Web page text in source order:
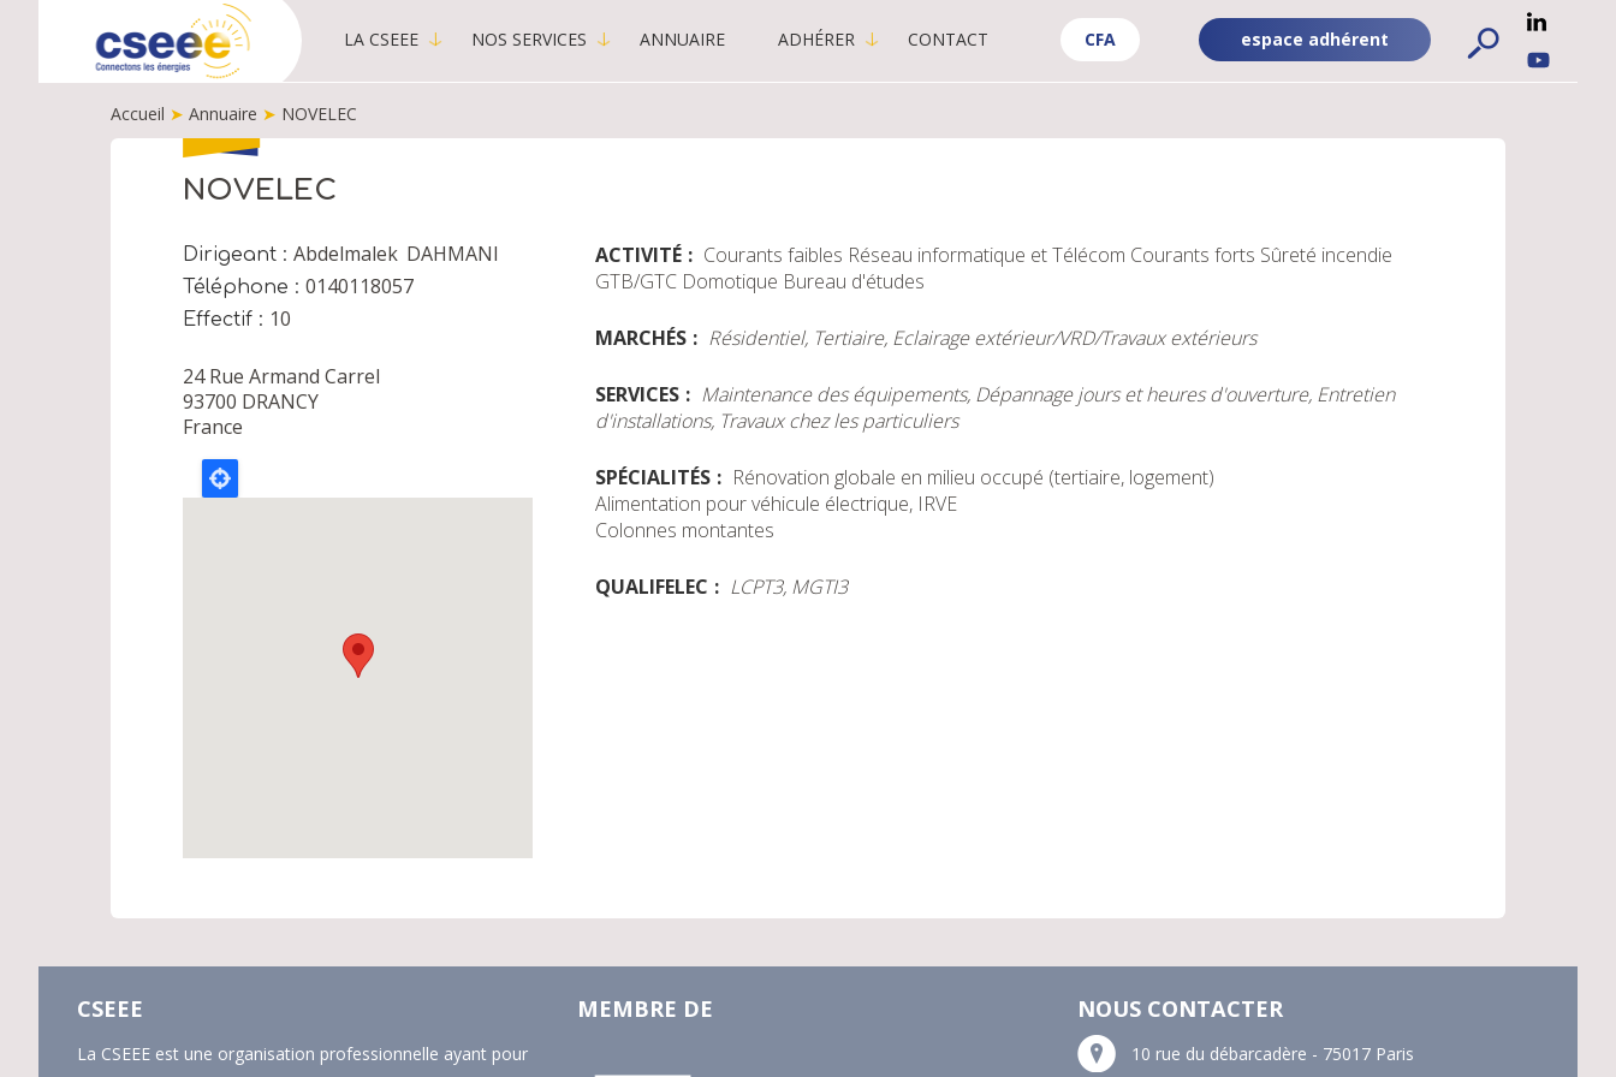
MENU
-
PUBLIC
LA CSEEE NOS SERVICES ANNUAIRE ADHÉRER CONTACT
ADHÉRENT
-
espace adhérent
CFA
-
CFA
FIL
D'ARIANE
Accueil ➤ Annuaire ➤ NOVELEC
NOVELEC
Dirigeant Abdelmalek DAHMANI
Téléphone 0140118057
Effectif 10
24 Rue Armand Carrel
93700 DRANCY
France
ACTIVITÉ Courants faibles Réseau informatique et Télécom Courants forts Sûreté incendie
GTB/GTC Domotique Bureau d'études
MARCHÉS Résidentiel, Tertiaire, Eclairage extérieur/VRD/Travaux extérieurs
SERVICES
Maintenance des équipements, Dépannage jours et heures d'ouverture, Entretien
d'installations, Travaux chez les particuliers
SPÉCIALITÉS
Rénovation globale en milieu occupé (tertiaire, logement)
Alimentation pour véhicule électrique, IRVE
Colonnes montantes
QUALIFELEC LCPT3, MGTI3
CSEEE
La CSEEE est une organisation professionnelle ayant pour
MEMBRE DE NOUS CONTACTER
10 rue du débarcadère - 75017 Paris